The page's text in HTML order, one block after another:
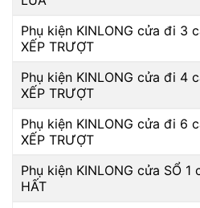
Phụ kiện KINLONG cửa đi 3
XẾP TRƯỢT
Phụ kiện KINLONG cửa đi 4
XẾP TRƯỢT
Phụ kiện KINLONG cửa đi 6
XẾP TRƯỢT
Phụ kiện KINLONG cửa SỔ 1
HẤT